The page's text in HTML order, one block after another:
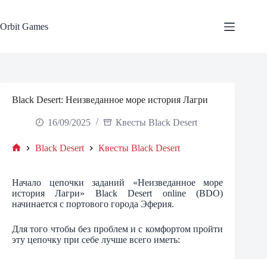
content
Orbit Games
Black Desert: Неизведанное море история Лагри
16/09/2025 Квесты Black Desert
Black Desert Квесты Black Desert
Начало цепочки заданий «Неизведанное море
история Лагри» Black Desert online (BDO)
начинается с портового города Эферия.
Для того чтобы без проблем и с комфортом пройти
эту цепочку при себе лучше всего иметь: